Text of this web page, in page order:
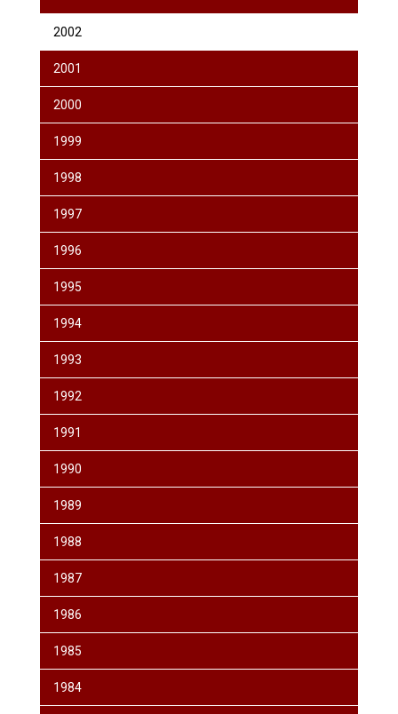
2002
2001
2000
1999
1998
1997
1996
1995
1994
1993
1992
1991
1990
1989
1988
1987
1986
1985
1984